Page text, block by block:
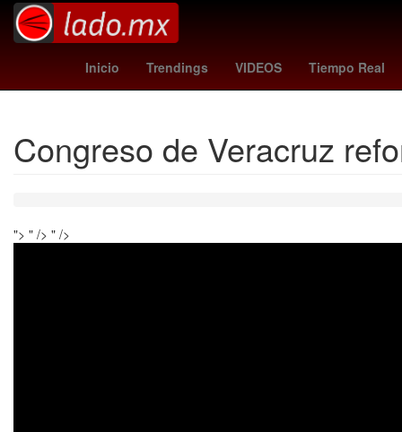
Inicio Trendings VIDEOS Tiempo Real
San Diego China España
Congreso de Veracruz
"> " /> " />